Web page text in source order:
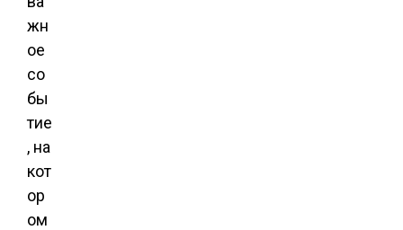
жн
ое
со
бы
тие
, на
кот
ор
ом